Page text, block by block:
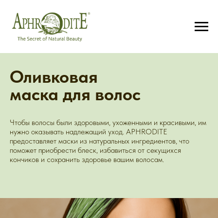
Оливковая
маска для волос
Чтобы волосы были здоровыми, ухоженными и красивыми, им
нужно оказывать надлежащий уход. APHRODITE
предоставляет маски из натуральных ингредиентов, что
поможет приобрести блеск, избавиться от секущихся
кончиков и сохранить здоровье вашим волосам.